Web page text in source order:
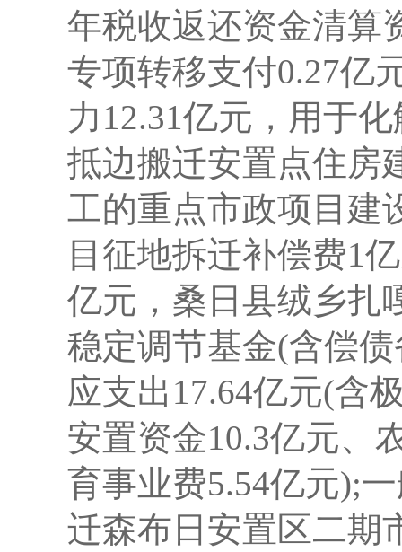
年税收返还资金清算
专项转移支付0.27亿
力12.31亿元，用于
抵边搬迁安置点住房
工的重点市政项目建
目征地拆迁补偿费1
亿元，桑日县绒乡扎
稳定调节基金(含偿
应支出17.64亿元(含
安置资金10.3亿元、
育事业费5.54亿元);
迁森布日安置区二期